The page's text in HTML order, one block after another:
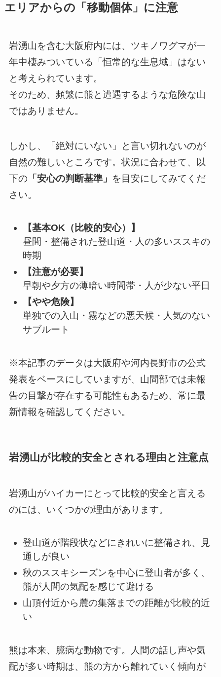
エリアからの「移動個体」に注意
岩湧山を含む大阪府内には、ツキノワグマが一
年中棲みついている「恒常的な生息域」はない
と考えられています。
そのため、頻繁に熊と遭遇するような危険な山
ではありません。
しかし、「絶対にいない」と言い切れないのが
自然の難しいところです。状況に合わせて、以
下の「安心の判断基準」 を目安にしてみてくだ
さい。
【基本OK（比較的安心）】
昼間・整備された登山道・人の多いススキの
時期
【注意が必要】
早朝や夕方の薄暗い時間帯・人が少ない平日
【やや危険】
単独での入山・霧などの悪天候・人気のない
サブルート
※本記事のデータは大阪府や河内長野市の公式
発表をベースにしていますが、山間部では未報
告の目撃が存在する可能性もあるため、常に最
新情報を確認してください。
岩湧山が比較的安全とされる理由と注意点
岩湧山がハイカーにとって比較的安全と言える
のには、いくつかの理由があります。
登山道が階段状などにきれいに整備され、見
通しが良い
秋のススキシーズンを中心に登山者が多く、
熊が人間の気配を感じて避ける
山頂付近から麓の集落までの距離が比較的近
い
熊は本来、臆病な動物です。人間の話し声や気
配が多い時期は、熊の方から離れていく傾向が